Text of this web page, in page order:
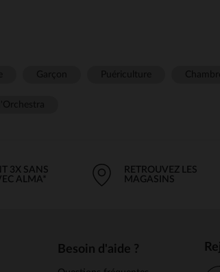
3X SANS
ALMA*
RETROUVEZ LES
MAGASINS
Besoin d'aide ?